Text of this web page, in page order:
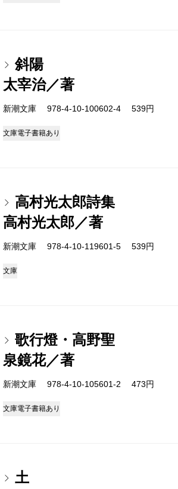
斜陽
太宰治／著
新潮文庫 978-4-10-100602-4 539円
文庫電子書籍あり
高村光太郎詩集
高村光太郎／著
新潮文庫 978-4-10-119601-5 539円
文庫
歌行燈・高野聖
泉鏡花／著
新潮文庫 978-4-10-105601-2 473円
文庫電子書籍あり
土